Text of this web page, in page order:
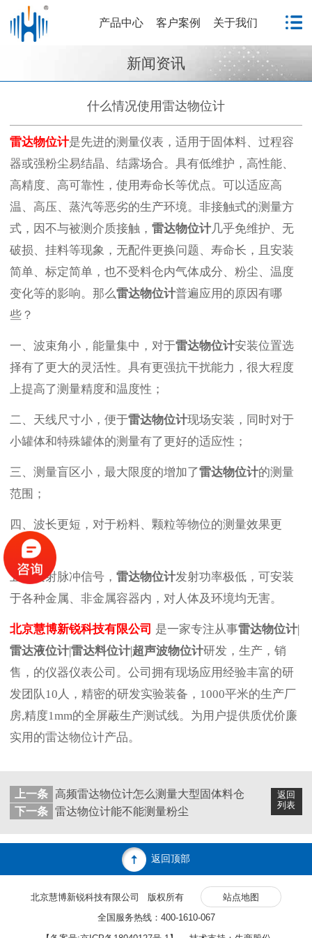
产品中心 客户案例 关于我们
新闻资讯
什么情况使用雷达物位计
雷达物位计是先进的测量仪表，适用于固体料、过程容
器或强粉尘易结晶、结露场合。具有低维护，高性能、
高精度、高可靠性，使用寿命长等优点。可以适应高
温、高压、蒸汽等恶劣的生产环境。非接触式的测量方
式，因不与被测介质接触， 雷达物位计几乎免维护、无
破损、挂料等现象，无配件更换问题、寿命长，且安装
简单、标定简单，也不受料仓内气体成分、粉尘、温度
变化等的影响。那么雷达物位计普遍应用的原因有哪
些？
一、波束角小，能量集中，对于雷达物位计安装位置选
择有了更大的灵活性。具有更强抗干扰能力，很大程度
上提高了测量精度和温度性；
二、天线尺寸小，便于雷达物位计现场安装，同时对于
小罐体和特殊罐体的测量有了更好的适应性；
三、测量盲区小，最大限度的增加了雷达物位计的测量
范围；
四、波长更短，对于粉料、颗粒等物位的测量效果更
佳；
五、发射脉冲信号， 雷达物位计发射功率极低，可安装
于各种金属、非金属容器内，对人体及环境均无害。
北京慧博新锐科技有限公司 是一家专注从事雷达物位计|
雷达液位计|雷达料位计|超声波物位计研发，生产，销
售，的仪器仪表公司。公司拥有现场应用经验丰富的研
发团队10人，精密的研发实验装备，1000平米的生产厂
房,精度1mm的全屏蔽生产测试线。为用户提供质优价廉
实用的雷达物位计产品。
返回
列表
上一条 高频雷达物位计怎么测量大型固体料仓
下一条 雷达物位计能不能测量粉尘
返回顶部
北京慧博新锐科技有限公司 版权所有
站点地图
全国服务热线：400-1610-067